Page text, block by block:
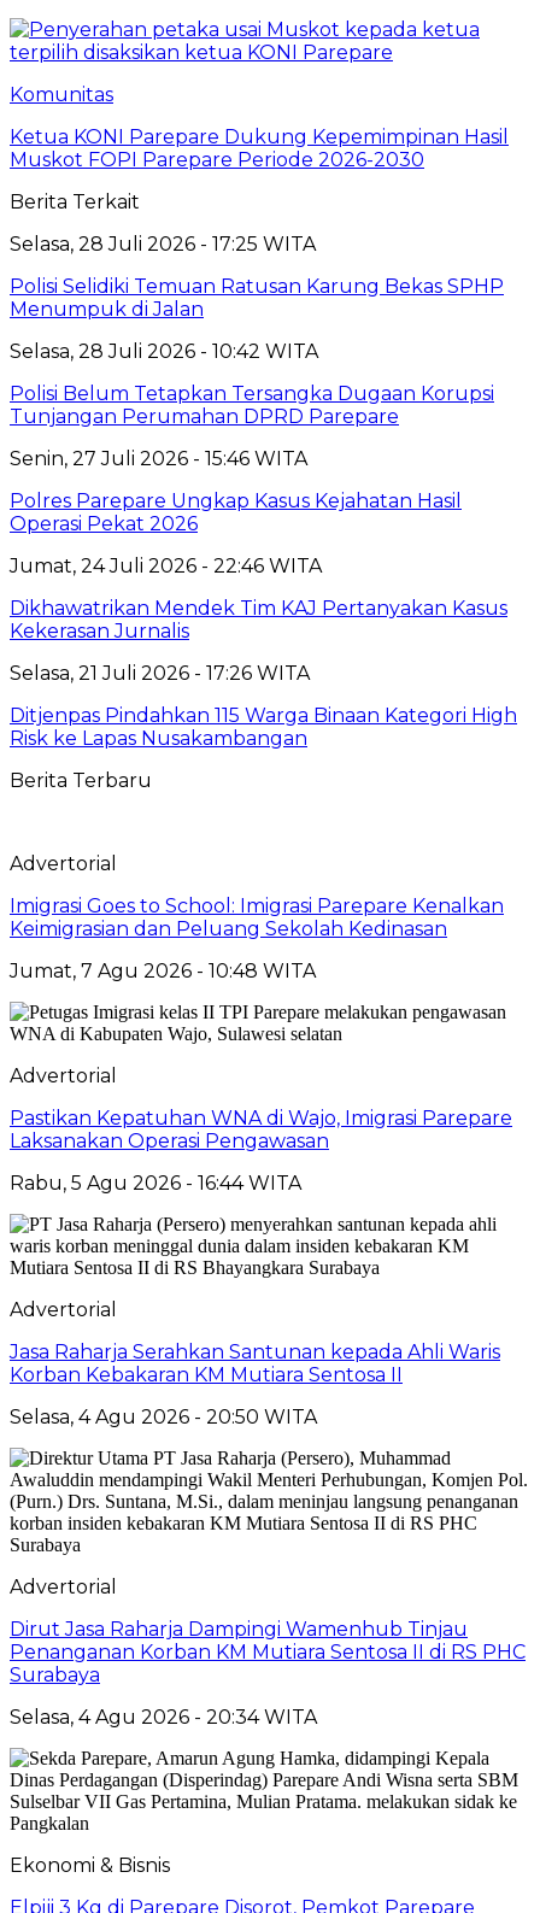
Komunitas
Ketua KONI Parepare Dukung Kepemimpinan Hasil
Muskot FOPI Parepare Periode 2026-2030
Berita Terkait
Selasa, 28 Juli 2026 - 17:25 WITA
Polisi Selidiki Temuan Ratusan Karung Bekas SPHP
Menumpuk di Jalan
Selasa, 28 Juli 2026 - 10:42 WITA
Polisi Belum Tetapkan Tersangka Dugaan Korupsi
Tunjangan Perumahan DPRD Parepare
Senin, 27 Juli 2026 - 15:46 WITA
Polres Parepare Ungkap Kasus Kejahatan Hasil
Operasi Pekat 2026
Jumat, 24 Juli 2026 - 22:46 WITA
Dikhawatrikan Mendek Tim KAJ Pertanyakan Kasus
Kekerasan Jurnalis
Selasa, 21 Juli 2026 - 17:26 WITA
Ditjenpas Pindahkan 115 Warga Binaan Kategori High
Risk ke Lapas Nusakambangan
Berita Terbaru
Advertorial
Imigrasi Goes to School: Imigrasi Parepare Kenalkan
Keimigrasian dan Peluang Sekolah Kedinasan
Jumat, 7 Agu 2026 - 10:48 WITA
Advertorial
Pastikan Kepatuhan WNA di Wajo, Imigrasi Parepare
Laksanakan Operasi Pengawasan
Rabu, 5 Agu 2026 - 16:44 WITA
Advertorial
Jasa Raharja Serahkan Santunan kepada Ahli Waris
Korban Kebakaran KM Mutiara Sentosa II
Selasa, 4 Agu 2026 - 20:50 WITA
Advertorial
Dirut Jasa Raharja Dampingi Wamenhub Tinjau
Penanganan Korban KM Mutiara Sentosa II di RS PHC
Surabaya
Selasa, 4 Agu 2026 - 20:34 WITA
Ekonomi & Bisnis
Elpiji 3 Kg di Parepare Disorot, Pemkot Parepare